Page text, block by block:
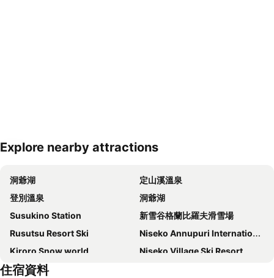
展開地圖
Explore nearby attractions
洞爺湖
定山溪溫泉
登別溫泉
洞爺湖
Susukino Station
新雪谷格蘭比羅夫滑雪場
Rusutsu Resort Ski
Niseko Annupuri International Ski Area
Kiroro Snow world
Niseko Village Ski Resort
Sapporo Nishi Juihachome Station
住宿資料